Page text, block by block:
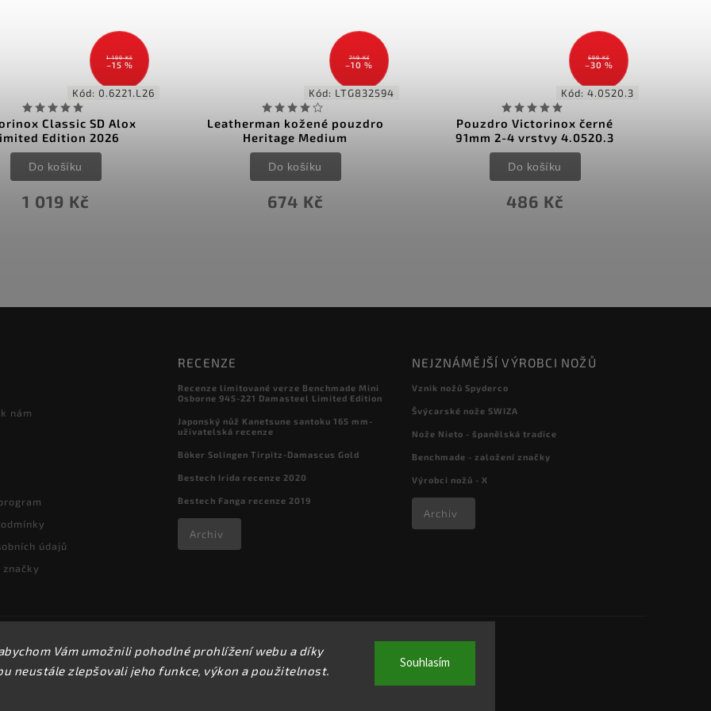
Vám umožnili pohodlné prohlížení webu a díky
neustále zlepšovali jeho funkce, výkon a použitelnost.
Souhlasím
749 Kč
–10 %
Kód:LTG832594
kožené pouzdro
Heritage Medium
674 Kč
Do košíku
699 Kč
–30 %
Kód:4.0520.3
Pouzdro Victorinox černé
91mm 2-4 vrstvy 4.0520.3
486 Kč
Do košíku
749 Kč
–10 %
Kód:LTG832595
Leatherman kožené pouzdro
Heritage Large
674 Kč
Do košíku
nám
údajů
značky
RECENZE
Recenze limitované verze Benchmade Mini
Osborne 945-221 Damasteel Limited Edition
Japonský nůž Kanetsune santoku 165 mm-
uživatelská recenze
Böker Solingen Tirpitz-Damascus Gold
Bestech Irida recenze 2020
Bestech Fanga recenze 2019
Archiv
NEJZNÁMĚJŠÍ VÝROBCI NOŽŮ
Vznik nožů Spyderco
Švýcarské nože SWIZA
Nože Nieto - španělská tradice
Benchmade - založení značky
Výrobci nožů - X
Archiv
Copyright 2026kapesni-noze.cz . Všechna práva vyhrazena.
Upravit nastavení cookies